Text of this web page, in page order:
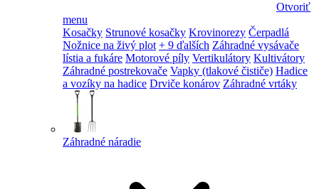
Otvoriť
menu
Kosačky Strunové kosačky Krovinorezy Čerpadlá
Nožnice na živý plot + 9 ďalších Záhradné vysávače
lístia a fukáre Motorové píly Vertikulátory Kultivátory
Záhradné postrekovače Vapky (tlakové čističe) Hadice
a vozíky na hadice Drviče konárov Záhradné vrtáky
Záhradné náradie